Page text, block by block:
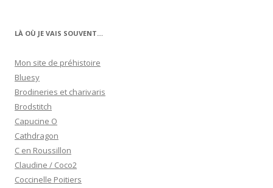
LÀ OÙ JE VAIS SOUVENT…
Mon site de préhistoire
Bluesy
Brodineries et charivaris
Brodstitch
Capucine O
Cathdragon
C en Roussillon
Claudine / Coco2
Coccinelle Poitiers